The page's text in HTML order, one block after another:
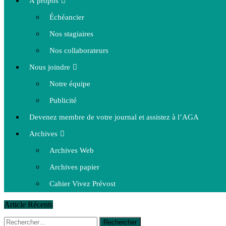
Échéancier
Nos stagiaires
Nos collaborateurs
Nous joindre
Notre équipe
Publicité
Devenez membre de votre journal et assistez à l’AGA
Archives
Archives Web
Archives papier
Cahier Vivez Prévost
Article Récents
14 octobre 2015
La course de boîtes à savon du club
Rechercher :